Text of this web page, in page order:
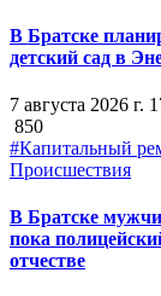
В Братске
детский сад в
7 августа 2026 г.
850
#Капитальный
Происшествия
В Братске
пока
отчестве